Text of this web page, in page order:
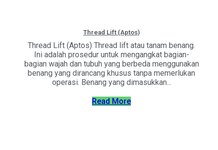
Thread Lift (Aptos)
Thread Lift (Aptos) Thread lift atau tanam benang.
Ini adalah prosedur untuk mengangkat bagian-
bagian wajah dan tubuh yang berbeda menggunakan
benang yang dirancang khusus tanpa memerlukan
operasi. Benang yang dimasukkan...
Read More